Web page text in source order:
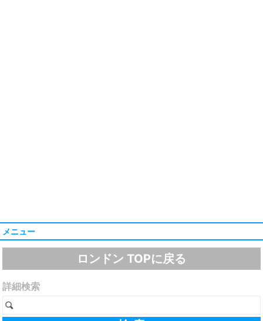
メニュー
ロンドン TOPに戻る
詳細検索